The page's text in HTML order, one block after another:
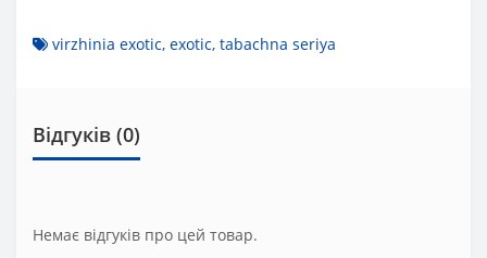
virzhinia exotic, exotic, tabachna seriya
Відгуків (0)
Немає відгуків про цей товар.